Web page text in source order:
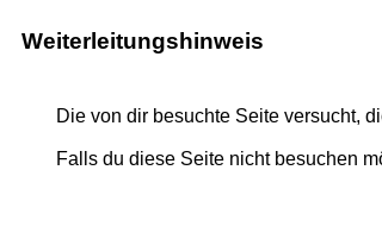
Weiterleitungshinweis
Die von dir besuchte Seite versucht,
Falls du diese Seite nicht besuchen